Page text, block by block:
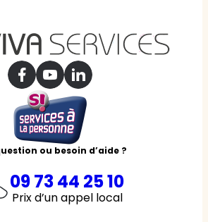
ou besoin d’aide ?
09 73 44 25 10
Prix d’un appel local